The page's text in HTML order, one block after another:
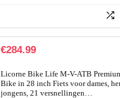
€284.99
Licorne Bike Life M-V-ATB
Bike in 28 inch Fiets voor dames,
jongens, 21 versnellingen…